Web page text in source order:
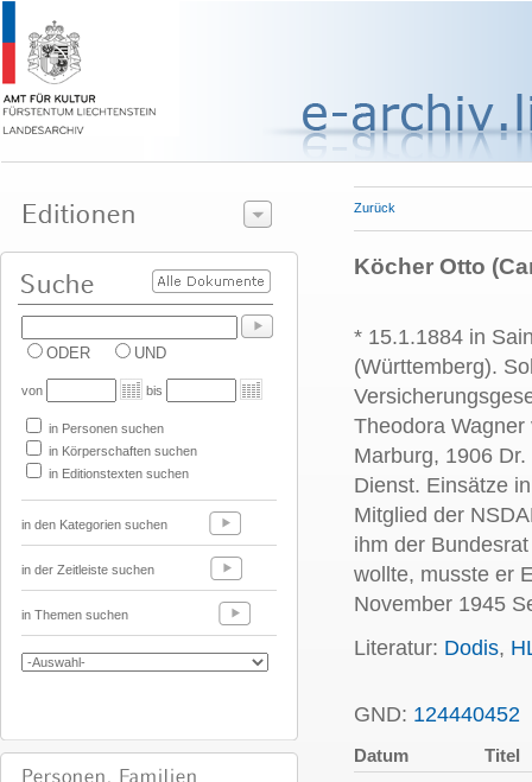
ODER UND
von bis
in Personen suchen
in Körperschaften suchen
in Editionstexten suchen
in den Kategorien suchen
in der Zeitleiste suchen
in Themen suchen
Zurück
Köcher Otto
* 15.1.1884 in
(Württemberg).
Theodora
Marburg, 1906
Dienst. Einsätze
Mitglied der
ihm der
wollte, musste er
November 1945
Literatur: Dodis,
GND: 124440452
Datum Titel